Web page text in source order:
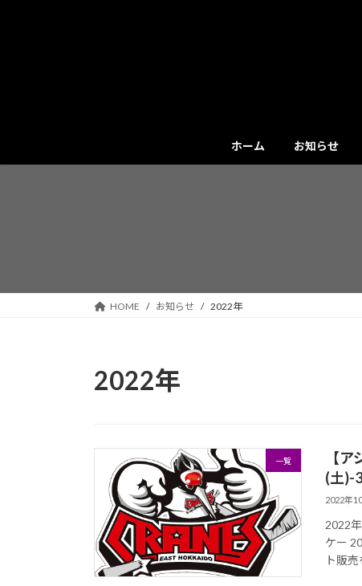
ッ
移
ホーム お知らせ
HOME お知らせ 2022年
2022年
一覧
【
(土)-
2022年
2022
ケー
ト販